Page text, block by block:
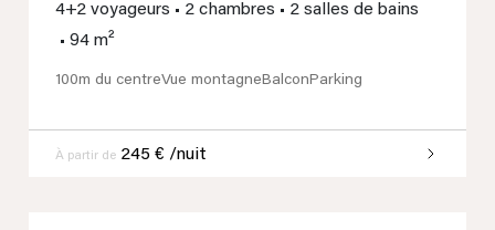
4+2 voyageurs • 2 chambres • 2 salles de bains
• 94 m²
100m du centreVue montagneBalconParking
À partir de 245 € /nuit